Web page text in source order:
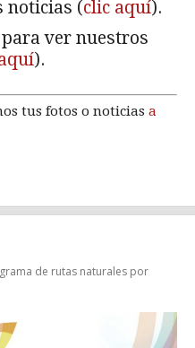
noticias (clic aquí).
ver nuestros
).
tus fotos o noticias a